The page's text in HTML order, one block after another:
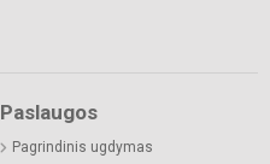
Paslaugos
Pagrindinis ugdymas